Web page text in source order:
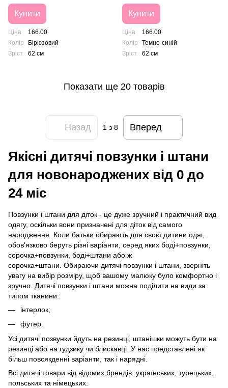
Купити
Ціна
166.00
Колір
Бірюзовий
Зріст
62 см
Купити
Ціна
166.00
Колір
Темно-синій
Зріст
62 см
Показати ще 20 товарів
Назад 1 з 8 Вперед
Якісні дитячі повзунки і штани
для новонароджених від 0 до
24 міс
Повзунки і штани для діток - це дуже зручний і практичний вид
одягу, оскільки вони призначені для діток від самого
народження. Коли батьки обирають для своєї дитини одяг,
обов'язково беруть різні варіанти, серед яких боді+повзунки,
сорочка+повзунки, боді+штани або ж
сорочка+штани. Обираючи дитячі повзунки і штани, зверніть
увагу на вибір розміру, щоб вашому малюку було комфортно і
зручно. Дитячі повзунки і штани можна поділити на види за
типом тканини:
інтерлок;
футер.
Усі дитячі позвунки йдуть на резинці, штанішки можуть бути на
резинці або на гудзику чи блискавці. У нас представлені як
більш повсякденні варіанти, так і нарядні.
Всі дитячі товари від відомих брендів: українських, турецьких,
польських та німецьких.